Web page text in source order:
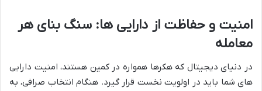
امنیت و حفاظت از دارایی ها: سنگ بنای هر
معامله
در دنیای دیجیتال که هکرها همواره در کمین هستند، امنیت دارایی
های شما باید در اولویت نخست قرار گیرد. هنگام انتخاب صرافی، به